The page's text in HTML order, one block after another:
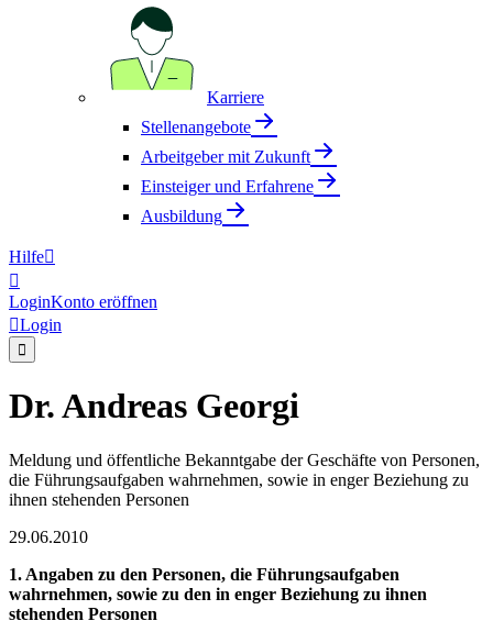
Karriere
Stellenangebote
Arbeitgeber mit Zukunft
Einsteiger und Erfahrene
Ausbildung
Hilfe

LoginKonto eröffnen
Login

Dr. Andreas Georgi
Meldung und öffentliche Bekanntgabe der Geschäfte von Personen,
die Führungsaufgaben wahrnehmen, sowie in enger Beziehung zu
ihnen stehenden Personen
29.06.2010
1. Angaben zu den Personen, die Führungsaufgaben
wahrnehmen, sowie zu den in enger Beziehung zu ihnen
stehenden Personen